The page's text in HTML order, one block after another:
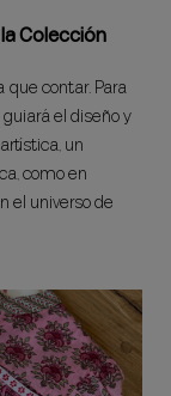
Colección
contar. Para
el diseño y
un
como en
el universo de